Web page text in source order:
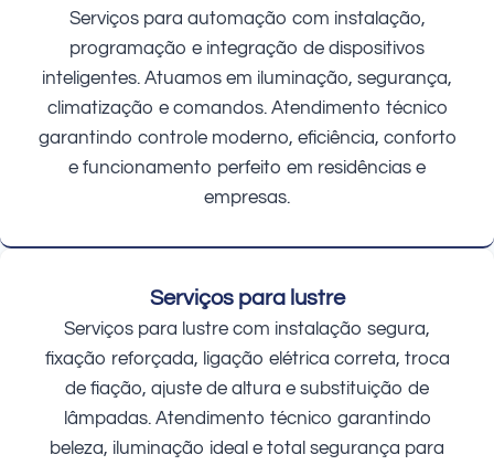
Serviços para automação com instalação,
programação e integração de dispositivos
inteligentes. Atuamos em iluminação, segurança,
climatização e comandos. Atendimento técnico
garantindo controle moderno, eficiência, conforto
e funcionamento perfeito em residências e
empresas.
Serviços para lustre
Serviços para lustre com instalação segura,
fixação reforçada, ligação elétrica correta, troca
de fiação, ajuste de altura e substituição de
lâmpadas. Atendimento técnico garantindo
beleza, iluminação ideal e total segurança para